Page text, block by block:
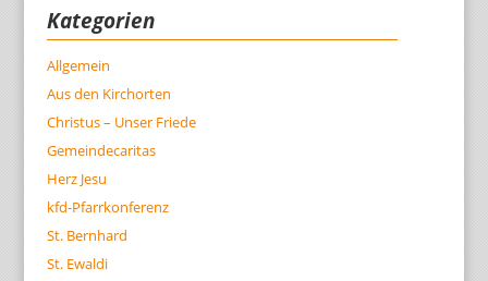
Kategorien
Allgemein
Aus den Kirchorten
Christus – Unser Friede
Gemeindecaritas
Herz Jesu
kfd-Pfarrkonferenz
St. Bernhard
St. Ewaldi